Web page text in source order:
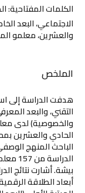
الكلمات المفتاحية:
الاجتماعي، البعد
والعشرين، معلمو
الملخص
هدفت الدراسة إلى
التقني، والبعد
والخصوصية) لدى
الحادي والعشرين
الباحث المنهج
بيشة. أشارت نتائج
أبعاد الطلاقة